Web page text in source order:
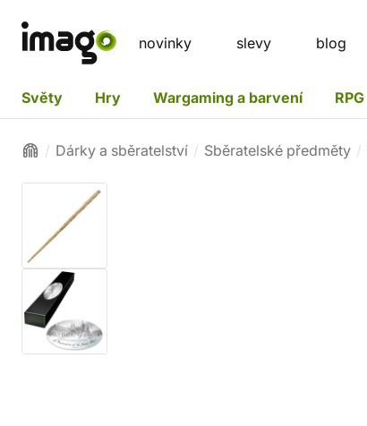
novinky slevy blog
Světy Hry Wargaming a barvení RPG
Dárky a sběratelství Sběratelské předměty